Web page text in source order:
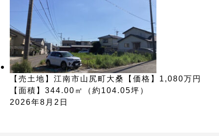
【売土地】江南市山尻町大桑【価格】1,080万円
【面積】344.00㎡（約104.05坪）
2026年8月2日